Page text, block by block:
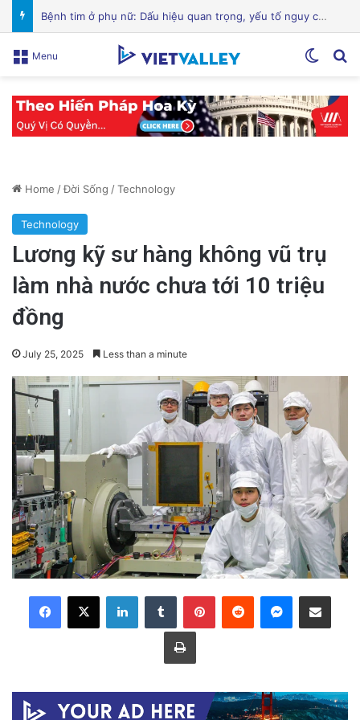
Hành Trình Trở Về: Thi Thể ‘Giày Xanh’ Sau 30 Năm Trên Đỉnh Everest
Menu
Home /Đời Sống /Technology
Technology
Lương kỹ sư hàng không vũ trụ
làm nhà nước chưa tới 10 triệu
đồng
July 25, 2025 Less than a minute
LinkedInTumblr PinterestReddit Messenger
Share via Email
Print